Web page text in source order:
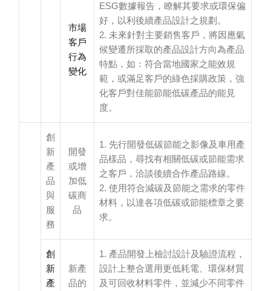
市場
客戶
行為
變化
ESG數據報告，瞭解其要求或環保偏
好，以利後續產品設計之規劃。
2. 未來針對主要銷售客戶，將因應氣
候變遷所採取的產品設計方向為產品
特點，如：符合當地國家之能效規
範，或滿足客戶的綠色採購政策，強
化客戶對佳能節能低碳產品的能見
度。
創
新
產
品
與
服
務
開發
或增
加低
碳商
品
1. 先行開發低碳節能之影像及車用產
品樣品，尋找有相關低碳或節能需求
之客戶，洽談後續合作產品路線。
2. 使用符合減碳及節能之需求的零件
材料，以達各項低碳或節能標章之要
求。
創
新
產
新產
品的
1. 產品開發上檢討設計及驗證流程，
設計上整合選用更低耗電、環保材質
及可回收材料零件，並減少不同零件